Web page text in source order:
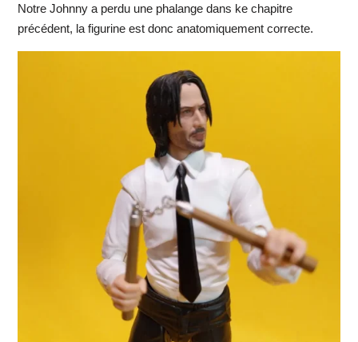
Notre Johnny a perdu une phalange dans ke chapitre
précédent, la figurine est donc anatomiquement correcte.